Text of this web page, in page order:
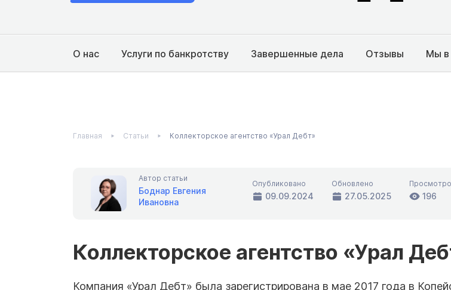
О нас Услуги по банкротству Завершенные дела Отзывы Мы
Главная Статьи Коллекторское агентство «Урал Дебт»
Автор статьи
Боднар Евгения
Ивановна
Опубликовано
09.09.2024
Обновлено
27.05.2025 196
Коллекторское агентство «Урал
Компания «Урал Дебт» была зарегистрирована в мае 2017 года в